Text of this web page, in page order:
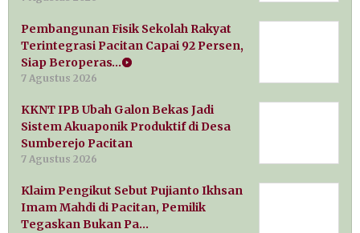
Pembangunan Fisik Sekolah Rakyat
Terintegrasi Pacitan Capai 92 Persen,
Siap Beroperas…
7 Agustus 2026
KKNT IPB Ubah Galon Bekas Jadi
Sistem Akuaponik Produktif di Desa
Sumberejo Pacitan
7 Agustus 2026
Klaim Pengikut Sebut Pujianto Ikhsan
Imam Mahdi di Pacitan, Pemilik
Tegaskan Bukan Pa…